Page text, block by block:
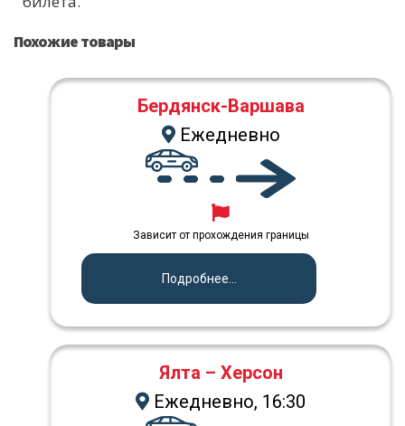
Похожие товары
Бердянск-Варшава
Ежедневно
Зависит от прохождения границы
Подробнее...
Ялта – Херсон
Ежедневно, 16:30